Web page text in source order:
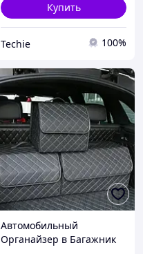
Купить
Techie 100%
Автомобильный
Органайзер в Багажник